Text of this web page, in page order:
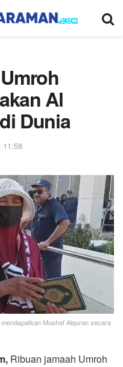
Al
Dunia
11:58
Mushaf Alquran secara
Ribuan jamaah Umroh